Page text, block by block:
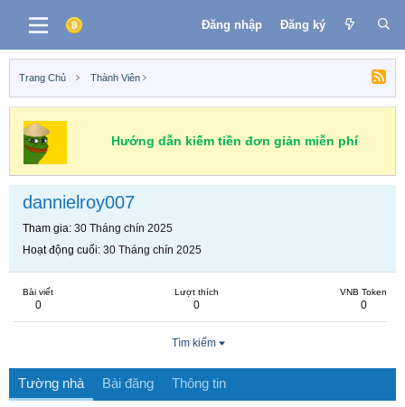
Đăng nhập Đăng ký
Trang Chủ Thành Viên
Hướng dẫn kiếm tiền đơn giản miễn phí
dannielroy007
Tham gia 30 Tháng chín 2025
Hoạt động cuối 30 Tháng chín 2025
Bài viết
0
Lượt thích
0
VNB Token
0
Tìm kiếm
Tường nhà Bài đăng Thông tin